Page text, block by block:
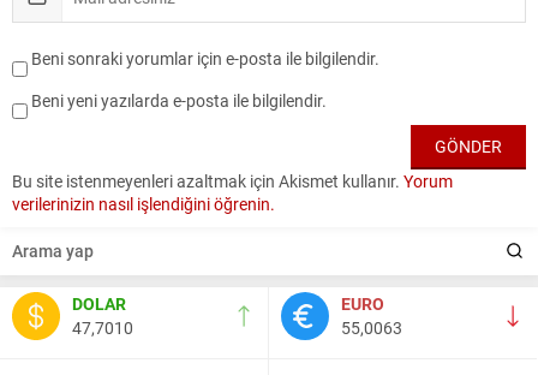
DOLAR
47,7010
EURO
55,0063
Beni sonraki yorumlar için e-posta ile bilgilendir.
Beni yeni yazılarda e-posta ile bilgilendir.
Bu site istenmeyenleri azaltmak için Akismet kullanır. Yorum
verilerinizin nasıl işlendiğini öğrenin.